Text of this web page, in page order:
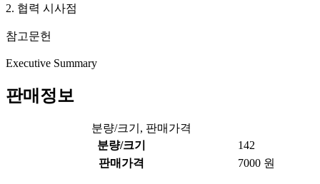
2. 협력 시사점
참고문헌
Executive Summary
판매정보
분량/크기, 판매가격
분량/크기
142
판매가격
7000 원